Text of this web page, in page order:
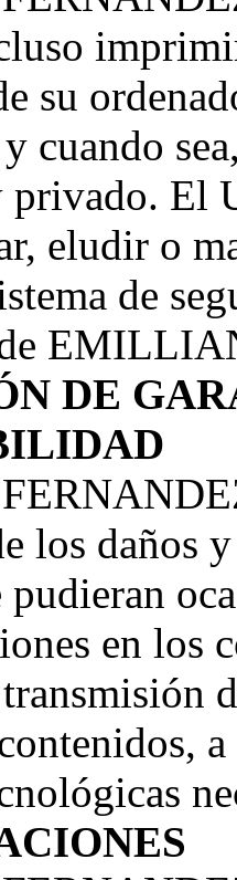
su
cuando
privado. El
eludir o
de
de
DE
los daños
pudieran
en los